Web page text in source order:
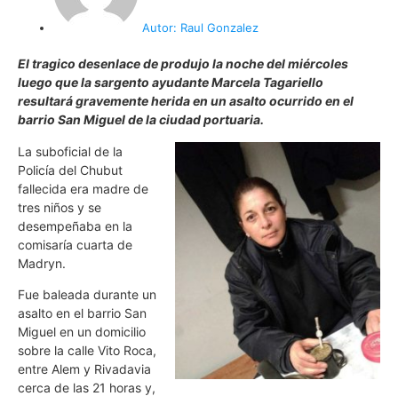
Autor: Raul Gonzalez
El tragico desenlace de produjo la noche del miércoles
luego que la sargento ayudante Marcela Tagariello
resultará gravemente herida en un asalto ocurrido en el
barrio San Miguel de la ciudad portuaria.
La suboficial de la
Policía del Chubut
fallecida era madre de
tres niños y se
desempeñaba en la
comisaría cuarta de
Madryn.
Fue baleada durante un
asalto en el barrio San
Miguel en un domicilio
sobre la calle Vito Roca,
entre Alem y Rivadavia
cerca de las 21 horas y,